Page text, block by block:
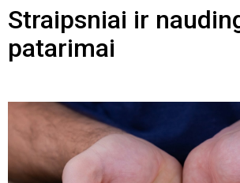
Straipsniai ir
patarimai